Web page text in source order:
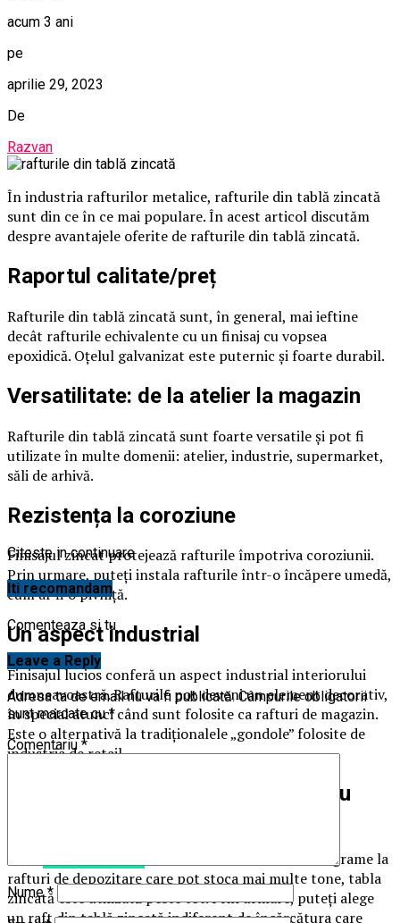
acum 3 ani
pe
aprilie 29, 2023
De
Razvan
În industria rafturilor metalice, rafturile din tablă zincată
sunt din ce în ce mai populare. În acest articol discutăm
despre avantajele oferite de rafturile din tablă zincată.
Raportul calitate/preț
Rafturile din tablă zincată sunt, în general, mai ieftine
decât rafturile echivalente cu un finisaj cu vopsea
epoxidică. Oțelul galvanizat este puternic și foarte durabil.
Versatilitate: de la atelier la magazin
Rafturile din tablă zincată sunt foarte versatile și pot fi
utilizate în multe domenii: atelier, industrie, supermarket,
săli de arhivă.
Rezistența la coroziune
Finisajul zincat protejează rafturile împotriva coroziunii.
Prin urmare, puteți instala rafturile într-o încăpere umedă,
cum ar fi o pivniță.
Un aspect industrial
Finisajul lucios conferă un aspect industrial interiorului
dumneavoastră. Rafturile pot deveni un element decorativ,
în special atunci când sunt folosite ca rafturi de magazin.
Este o alternativă la tradiționalele „gondole” folosite de
industria de retail.
De la rafturi ușoare la rafturi pentru
care stochează o sută de kilograme la
rafturi de depozitare care pot stoca mai multe tone, tabla
zincată este utilizată peste tot. Prin urmare, puteți alege
un raft din tablă zincată indiferent de încărcătura care
Citeste in continuare
Iti recomandam
Comenteaza si tu
Leave a Reply
Adresa ta de email nu va fi publicată. Câmpurile obligatorii
sunt marcate cu*
Comentariu*
Nume*